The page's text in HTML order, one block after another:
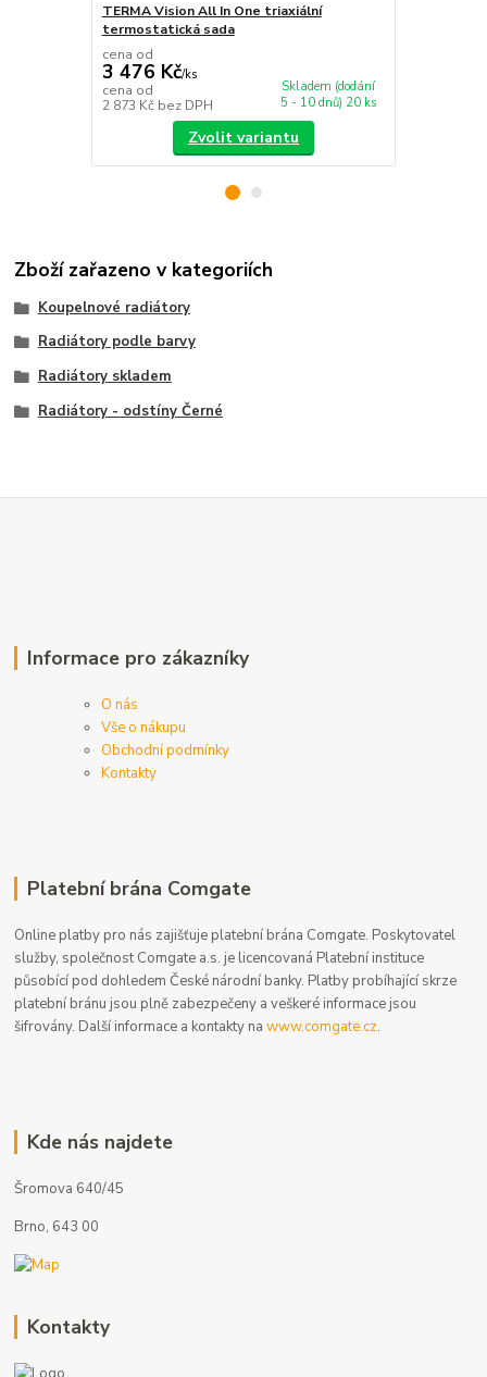
TERMA Vision All In One triaxiální
termostatická sada
cena od
3 476 Kč/ks
cena od
2 873 Kč bez DPH
Skladem (dodání
5 - 10 dnů) 20 ks
Zvolit variantu
Zboží zařazeno v kategoriích
Koupelnové radiátory
Radiátory podle barvy
Radiátory skladem
Radiátory - odstíny Černé
Informace pro zákazníky
O nás
Vše o nákupu
Obchodní podmínky
Kontakty
Platební brána Comgate
Online platby pro nás zajišťuje platební brána Comgate. Poskytovatel
služby, společnost Comgate a.s. je licencovaná Platební instituce
působící pod dohledem České národní banky. Platby probíhající skrze
platební bránu jsou plně zabezpečeny a veškeré informace jsou
šifrovány. Další informace a kontakty nawww.comgate.cz.
Kde nás najdete
Šromova 640/45
Brno, 643 00
Kontakty